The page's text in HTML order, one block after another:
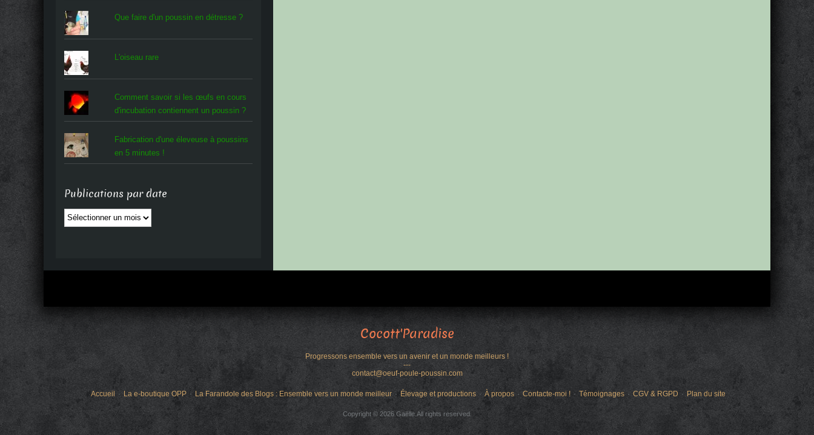
Que faire d'un poussin en détresse ?
L'oiseau rare
Comment savoir si les œufs en cours
d'incubation contiennent un poussin ?
Fabrication d'une éleveuse à poussins
en 5 minutes !
Publications par date
Publications
par
Cocott'Paradise
Progressons ensemble vers un avenir et un monde meilleurs !
---
contact@oeuf-poule-poussin.com
Accueil La e-boutique OPP La Farandole des Blogs : Ensemble vers un monde meilleur Élevage et productions À propos Contacte-moi ! Témoignages CGV & RGPD Plan du site
Copyright © 2026 Gaëlle.All rights reserved.